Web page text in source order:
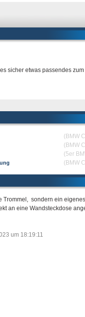
sicher etwas passendes
(BMW
(BMW
(5er
(BMW
Trommel, sondern ein
an eine Wandsteckdose
um 18:19:11